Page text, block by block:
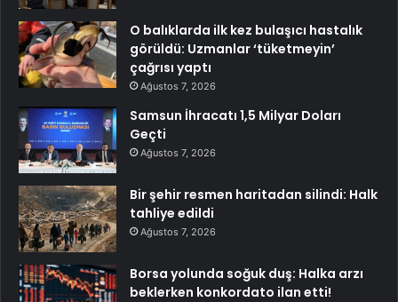
O balıklarda ilk kez bulaşıcı hastalık
görüldü: Uzmanlar ‘tüketmeyin’
çağrısı yaptı
Ağustos 7, 2026
Samsun İhracatı 1,5 Milyar Doları
Geçti
Ağustos 7, 2026
Bir şehir resmen haritadan silindi: Halk
tahliye edildi
Ağustos 7, 2026
Borsa yolunda soğuk duş: Halka arzı
beklerken konkordato ilan etti!